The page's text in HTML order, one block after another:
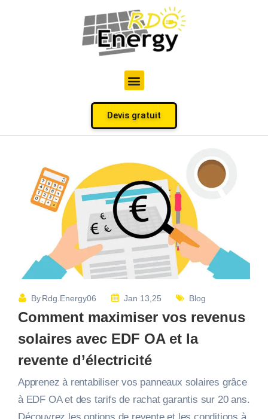
Devis gratuit
ByRdg.energy06 Jan 13,25 Blog
Comment maximiser vos revenus
solaires avec EDF OA et la
revente d’électricité
Apprenez à rentabiliser vos panneaux solaires grâce
à EDF OA et des tarifs de rachat garantis sur 20 ans.
Découvrez les options de revente et les conditions à